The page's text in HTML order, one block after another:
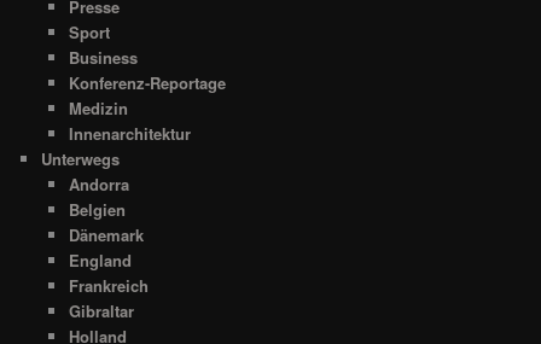
Presse
Sport
Business
Konferenz-Reportage
Medizin
Innenarchitektur
Unterwegs
Andorra
Belgien
Dänemark
England
Frankreich
Gibraltar
Holland